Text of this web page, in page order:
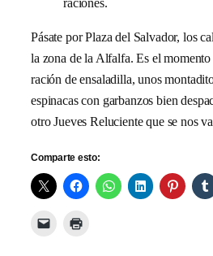
Pásate por Plaza del Salvador, los
la zona de la Alfalfa. Es el
ración de ensaladilla, unos
espinacas con garbanzos bien
otro Jueves Reluciente que se nos
Comparte esto: